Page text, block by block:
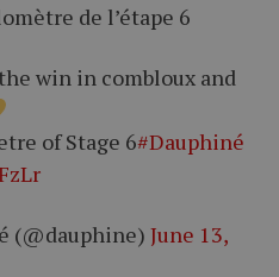
de l’étape 6
win in combloux and
of Stage 6#Dauphiné
(@dauphine) June 13,